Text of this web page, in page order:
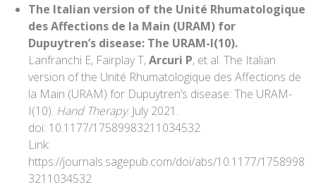
The Italian version of the Unité Rhumatologique
des Affections de la Main (URAM) for
Dupuytren’s disease: The URAM-I(10).
Lanfranchi E, Fairplay T,Arcuri P, et al. The Italian
version of the Unité Rhumatologique des Affections de
la Main (URAM) for Dupuytren’s disease: The URAM-
I(10). Hand Therapy. July 2021.
doi: 10.1177/17589983211034532
Link:
https://journals.sagepub.com/doi/abs/10.1177/1758998
3211034532